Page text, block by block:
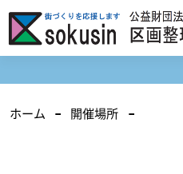
ホーム 開催場所